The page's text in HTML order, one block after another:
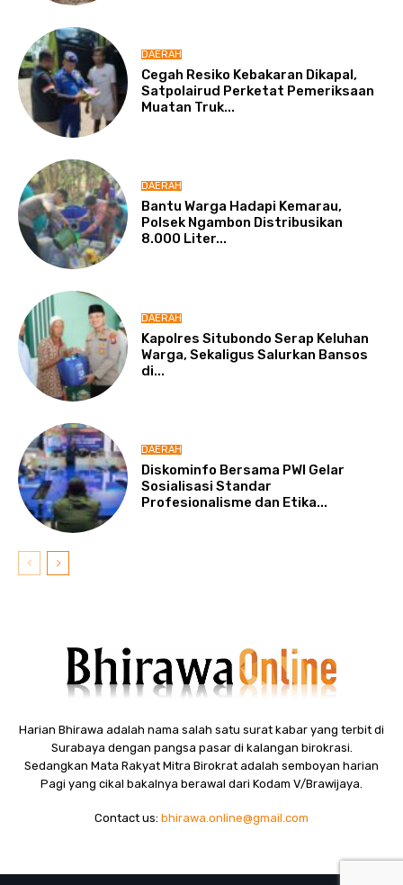
DAERAH
Cegah Resiko Kebakaran Dikapal,
Satpolairud Perketat Pemeriksaan
Muatan Truk...
DAERAH
Bantu Warga Hadapi Kemarau,
Polsek Ngambon Distribusikan
8.000 Liter...
DAERAH
Kapolres Situbondo Serap Keluhan
Warga, Sekaligus Salurkan Bansos
di...
DAERAH
Diskominfo Bersama PWI Gelar
Sosialisasi Standar
Profesionalisme dan Etika...
Harian Bhirawa adalah nama salah satu surat kabar yang terbit di
Surabaya dengan pangsa pasar di kalangan birokrasi.
Sedangkan Mata Rakyat Mitra Birokrat adalah semboyan harian
Pagi yang cikal bakalnya berawal dari Kodam V/Brawijaya.
Contact us: bhirawa.online@gmail.com